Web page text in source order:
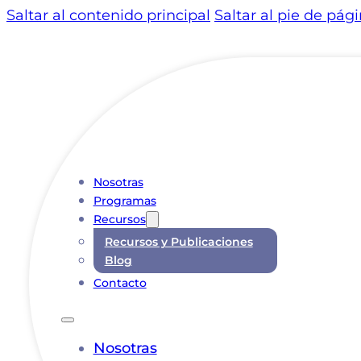
Saltar al contenido principal Saltar al pie de
Nosotras
Programas
Recursos
Recursos y Publicaciones
Blog
Contacto
Nosotras